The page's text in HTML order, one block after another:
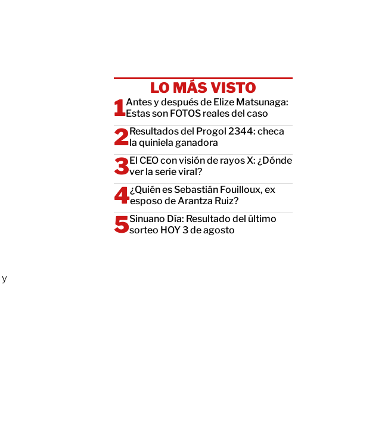
y
LO MÁS VISTO
Antes y después de Elize Matsunaga:
Estas son FOTOS reales del caso
Resultados del Progol 2344: checa
la quiniela ganadora
El CEO con visión de rayos X: ¿Dónde
ver la serie viral?
¿Quién es Sebastián Fouilloux, ex
esposo de Arantza Ruiz?
Sinuano Día: Resultado del último
sorteo HOY 3 de agosto